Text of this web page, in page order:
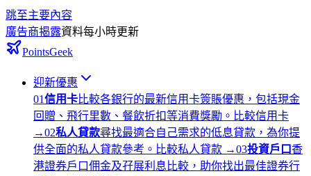
跳至主要內容
廣告商揭露資料每小時更新
PointsGeek
迎新優惠
01信用卡比較各銀行的最新信用卡簽賬優惠，包括現金
回贈、飛行里數、餐飲折扣等消費獎勵。 比較信用卡
→02私人貸款尋找最適合自己需求的低息貸款，為你提
供全面的私人貸款參考。 比較私人貸款 →03投資戶口香
港證券戶口佣金及孖展利息比較，助你找出最佳證券行